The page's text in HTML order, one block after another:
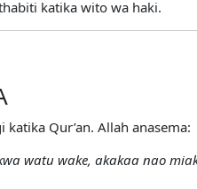
katika wito wa haki.
Qur’an. Allah anasema:
watu wake, akakaa nao